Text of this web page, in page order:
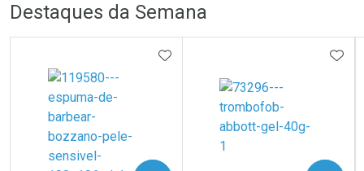
Laboratório
Por Menos
Destaques da Semana
ADICIONAR AOS FAVORITOS